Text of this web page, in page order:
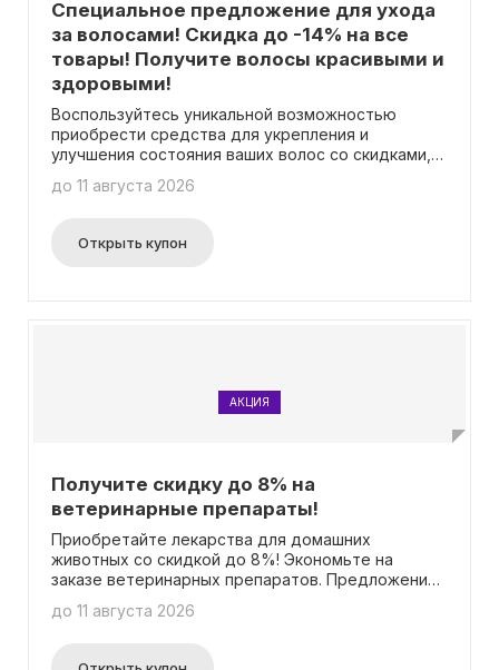
Специальное предложение для ухода
за волосами! Скидка до -14% на все
товары! Получите волосы красивыми и
здоровыми!
Воспользуйтесь уникальной возможностью
приобрести средства для укрепления и
улучшения состояния ваших волос со скидками,
распространяется на определенные позиции из
заказ без необходимости ввода специального
промокода.
до 11 августа 2026
Открыть купон
АКЦИЯ
Получите скидку до 8% на
ветеринарные препараты!
Приобретайте лекарства для домашних
животных со скидкой до 8%! Экономьте на
заказе ветеринарных препаратов. Предложение
не требуется для активации акции.
до 11 августа 2026